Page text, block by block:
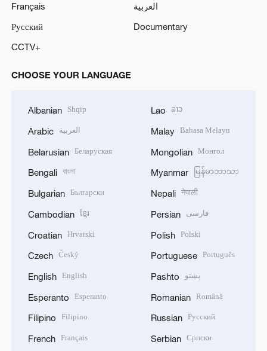
Français
العربية
Русский
Documentary
CCTV+
CHOOSE YOUR LANGUAGE
Albanian Shqip
Arabic العربية
Belarusian Беларуская
Bengali বাংলা
Bulgarian Български
Cambodian ខ្មែរ
Croatian Hrvatski
Czech Český
English English
Esperanto Esperanto
Filipino Filipino
French Français
Lao ລາວ
Malay Bahasa Melayu
Mongolian Монгол
Myanmar မြန်မာဘာသာ
Nepali नेपाली
Persian فارسی
Polish Polski
Portuguese Português
Pashto پښتو
Romanian Română
Russian Русский
Serbian Српски